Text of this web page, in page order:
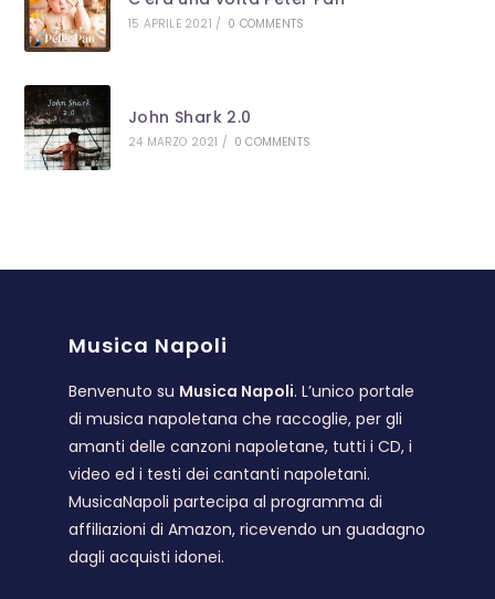
15 APRILE 2021 / 0 COMMENTS
John Shark 2.0
24 MARZO 2021 / 0 COMMENTS
Musica Napoli
Benvenuto su Musica Napoli. L’unico portale
di musica napoletana che raccoglie, per gli
amanti delle canzoni napoletane, tutti i CD, i
video ed i testi dei cantanti napoletani.
MusicaNapoli partecipa al programma di
affiliazioni di Amazon, ricevendo un guadagno
dagli acquisti idonei.